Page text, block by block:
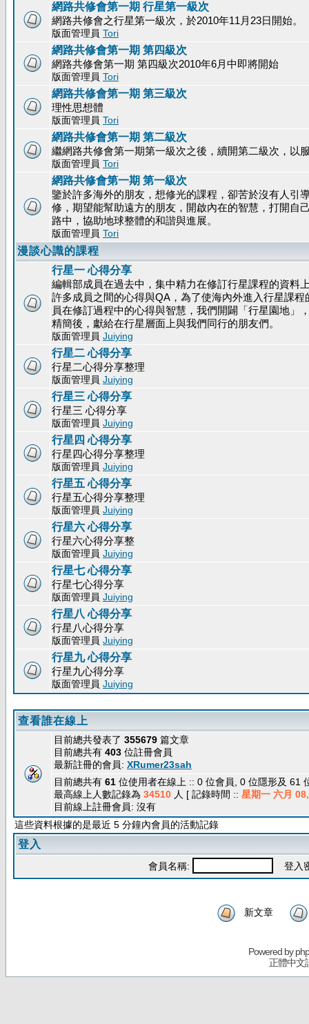
網路共修會第一期 行星第一級次
網路共修會之行星第一級次，於2010年11月23日開始。
版面管理員 Tori
網路共修會第一期 第四級次
網路共修會第一期 第四級次2010年6月中即將開始
版面管理員 Tori
網路共修會第一期 第三級次
理性思想體
版面管理員 Tori
網路共修會第一期 第二級次
繼網路共修會第一期第一級次之後，續開第二級次，以
版面管理員 Tori
網路共修會第一期 第一級次
鑒於許多海外的朋友，想修光的課程，卻苦於沒有人引
修，期望能幫助遠方的朋友，開啟內在的智慧，打開自
路中，協助地球整體的和諧與進展。
版面管理員 Tori
漫談心識的課程
行星一 心得分享
編輯部成員在過去中，集中精力在修訂行星課程的資料
許多成員之間的心得與QA，為了使海內外進入行星課
員在修訂過程中的心得與智慧，我們開闢「行星園地」
精簡後，獻給在行星層面上與我們同行的朋友們。
版面管理員 Juiying
行星二 心得分享
行星二心得分享整理
版面管理員 Juiying
行星三 心得分享
行星三 心得分享
版面管理員 Juiying
行星四 心得分享
行星四心得分享整理
版面管理員 Juiying
行星五 心得分享
行星五心得分享整理
版面管理員 Juiying
行星六 心得分享
行星六心得分享整
版面管理員 Juiying
行星七 心得分享
行星七心得分享
版面管理員 Juiying
行星八 心得分享
行星八心得分享
版面管理員 Juiying
行星九 心得分享
行星九心得分享
版面管理員 Juiying
查看誰在線上
目前總共發表了 355679 篇文章
目前總共有 403 位註冊會員
最新註冊的會員: XRumer23sah
目前總共有 61 位使用者在線上 :: 0 位會員, 0 位隱形及
最高線上人數記錄為 34510 人 [ 記錄時間 :: 星期一 六月
目前線上註冊會員: 沒有
這些資料根據的是最近 5 分鐘內會員的活動記錄
登入
會員名稱: 登入
新文章
Powered by
正體中文